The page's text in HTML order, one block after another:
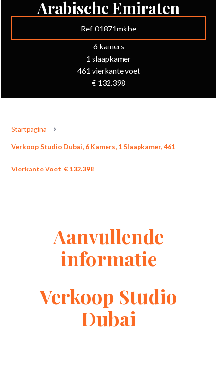
Arabische Emiraten
Ref. 01871mkbe
6 kamers
1 slaapkamer
461 vierkante voet
€ 132.398
Startpagina
Verkoop Studio Dubai, 6 Kamers, 1 Slaapkamer, 461
Vierkante Voet, € 132.398
Aanvullende
informatie
Verkoop Studio
Dubai